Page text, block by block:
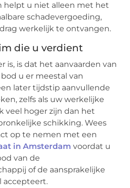
helpt u niet alleen met het
schadevergoeding,
werkelijk te ontvangen.
die u verdient
is, is dat het aanvaarden van
u er meestal van
later tijdstip aanvullende
zelfs als uw werkelijke
veel hoger zijn dan het
schikking. Wees
op te nemen met een
in Amsterdam voordat u
van de
of de aansprakelijke
accepteert.